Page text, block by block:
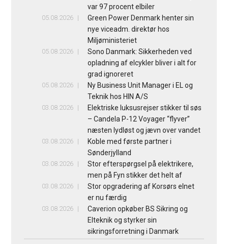
var 97 procent elbiler
05.08.2026
Green Power Denmark henter sin
nye viceadm. direktør hos
Miljøministeriet
05.08.2026
Sono Danmark: Sikkerheden ved
opladning af elcykler bliver i alt for
grad ignoreret
05.08.2026
Ny Business Unit Manager i EL og
Teknik hos HIN A/S
03.08.2026
Elektriske luksusrejser stikker til søs
– Candela P-12 Voyager “flyver”
næsten lydløst og jævn over vandet
03.08.2026
Koble med første partner i
Sønderjylland
03.08.2026
Stor efterspørgsel på elektrikere,
men på Fyn stikker det helt af
03.08.2026
Stor opgradering af Korsørs elnet
er nu færdig
03.08.2026
Caverion opkøber BS Sikring og
Elteknik og styrker sin
sikringsforretning i Danmark